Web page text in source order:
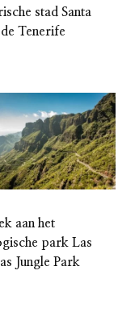
stad Santa
Tenerife
aan het
park Las
Jungle Park